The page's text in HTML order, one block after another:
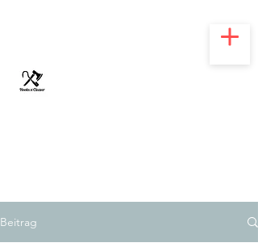
Beitrag